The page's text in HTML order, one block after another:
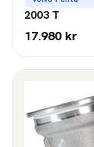
2003 T
17.980 kr